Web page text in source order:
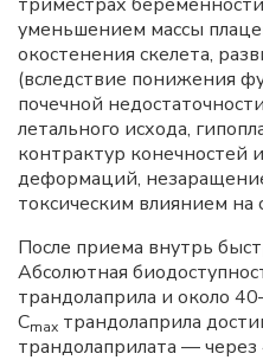
уменьшением массы
окостенения скелета,
(вследствие понижения
почечной
летального исхода,
контрактур конечностей
деформаций,
токсическим влиянием на
После приема внутрь
Абсолютная
трандолаприла и около
Cmах трандолаприла
трандолаприлата — через